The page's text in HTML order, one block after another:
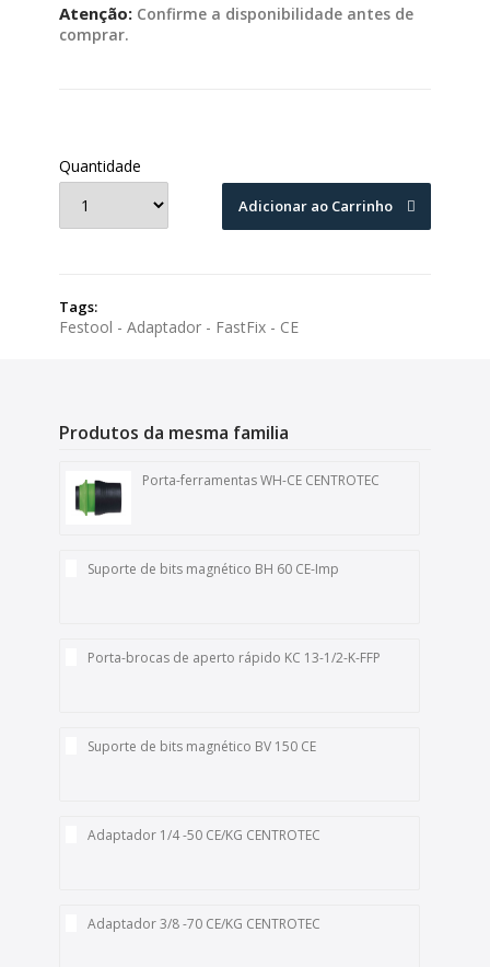
Atenção: Confirme a disponibilidade antes de
comprar.
Quantidade
Adicionar ao Carrinho
Tags:
Festool - Adaptador - FastFix - CE
Produtos da mesma familia
Porta-ferramentas WH-CE CENTROTEC
Suporte de bits magnético BH 60 CE-Imp
Porta-brocas de aperto rápido KC 13-1/2-K-FFP
Suporte de bits magnético BV 150 CE
Adaptador 1/4 -50 CE/KG CENTROTEC
Adaptador 3/8 -70 CE/KG CENTROTEC